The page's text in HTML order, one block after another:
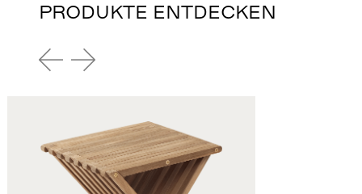
PRODUKTE ENTDECKEN